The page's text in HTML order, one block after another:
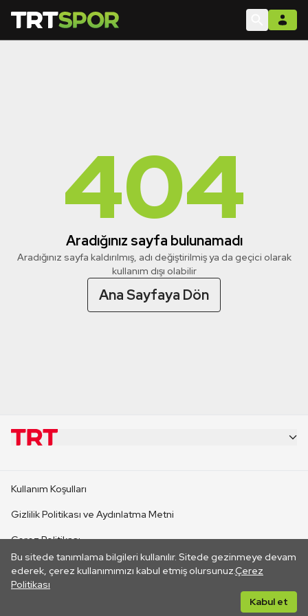
404
Aradığınız sayfa bulunamadı
Aradığınız sayfa kaldırılmış, adı değiştirilmiş ya da geçici olarak
kullanım dışı olabilir
Ana Sayfaya Dön
Bu sitede tanımlama bilgileri kullanılır. Sitede gezinmeye devam
ederek, çerez kullanımımızı kabul etmiş olursunuz.Çerez
Politikası
Kabul et
CANLI YAYINLAR
Kullanım Koşulları
Gizlilik Politikası ve Aydınlatma Metni
Çerez Politikası
İletişim
Her hakkı saklıdır. ©2026 TRT. Bağlantı yoluyla gidilen dış